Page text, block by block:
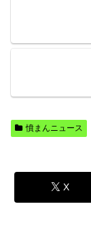
憤まんニュース
X